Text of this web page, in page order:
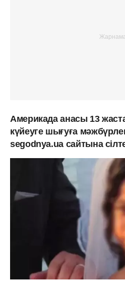
Америкада анасы 13
күйеуге шығуға
segodnya.ua сайтына